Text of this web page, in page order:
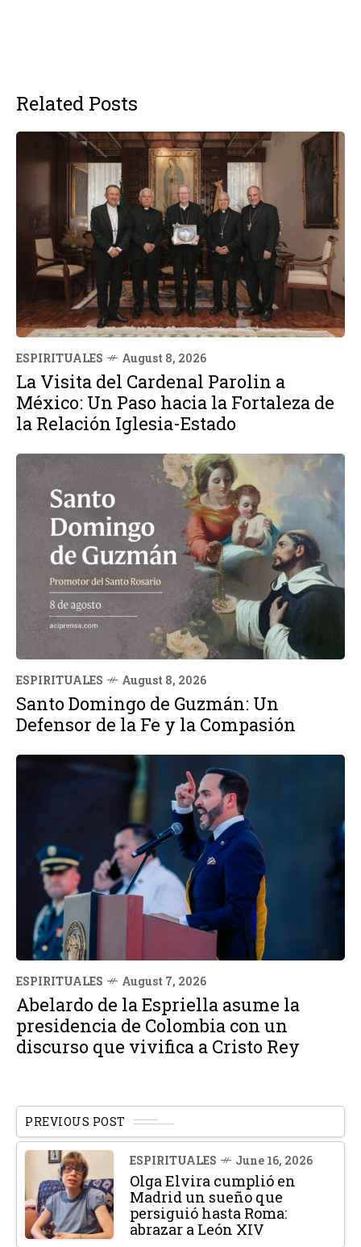
Related Posts
ESPIRITUALES August 8, 2026
La Visita del Cardenal Parolin a
México: Un Paso hacia la Fortaleza de
la Relación Iglesia-Estado
ESPIRITUALES August 8, 2026
Santo Domingo de Guzmán: Un
Defensor de la Fe y la Compasión
ESPIRITUALES August 7, 2026
Abelardo de la Espriella asume la
presidencia de Colombia con un
discurso que vivifica a Cristo Rey
PREVIOUS POST
ESPIRITUALES June 16, 2026
Olga Elvira cumplió en
Madrid un sueño que
persiguió hasta Roma:
abrazar a León XIV